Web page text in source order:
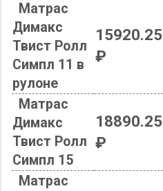
Матрас
Димакс
Твист Ролл
Симпл 11 в
рулоне
15920.25
₽
Матрас
Димакс
Твист Ролл
Симпл 15
18890.25
₽
Матрас